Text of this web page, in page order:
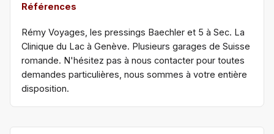
Références
Rémy Voyages, les pressings Baechler et 5 à Sec. La
Clinique du Lac à Genève. Plusieurs garages de Suisse
romande. N'hésitez pas à nous contacter pour toutes
demandes particulières, nous sommes à votre entière
disposition.